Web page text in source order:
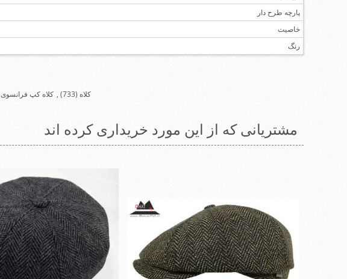
پارچه طرح دار
خاصیت
رنگ
کلاه (733)
, کلاه کپ فرانسوی
مشتریانی که از این مورد خریداری کرده اند